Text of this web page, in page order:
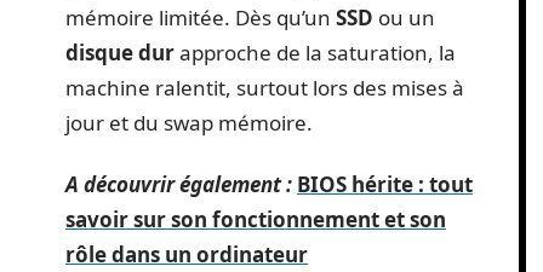
mémoire limitée. Dès qu’un SSD ou un
disque durapproche de la saturation, la
machine ralentit, surtout lors des mises à
jour et du swap mémoire.
A découvrir également : BIOS hérite : tout
savoir sur son fonctionnement et son
rôle dans un ordinateur